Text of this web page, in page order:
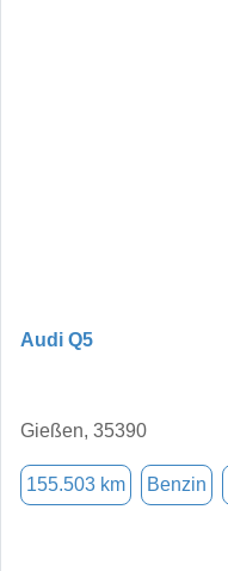
Audi Q5
Gießen, 35390
155.503 km Benzin